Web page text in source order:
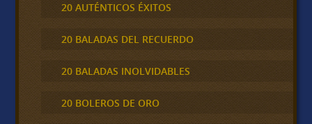
20 AUTÉNTICOS ÉXITOS
20 BALADAS DEL RECUERDO
20 BALADAS INOLVIDABLES
20 BOLEROS DE ORO